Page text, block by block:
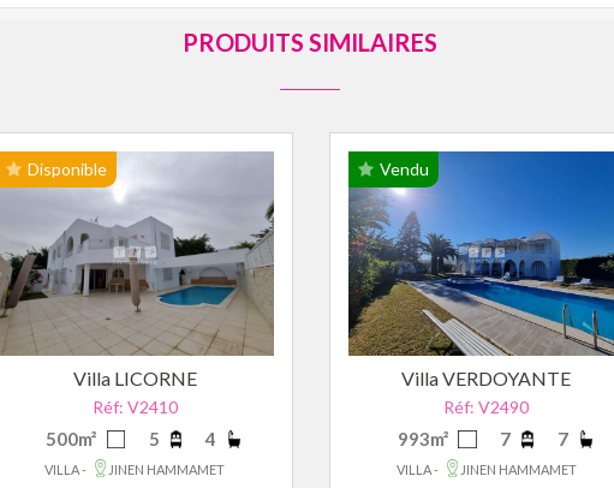
PRODUITS SIMILAIRES
Disponible
Villa LICORNE
Réf: V2410
500m² 5 4
VILLA - JINEN HAMMAMET
Vendu
Villa VERDOYANTE
Réf: V2490
993m² 7 7
VILLA - JINEN HAMMAMET